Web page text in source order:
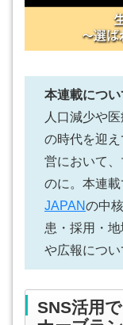
本連載につい
人口減少や
の時代を迎
営において
のに。本連載
JAPANの中
患・採用・
や広報につい
SNS活用